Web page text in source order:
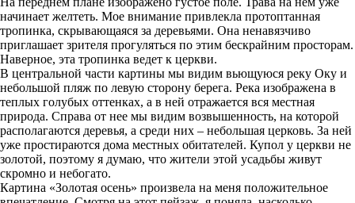
начинает желтеть. Мое внимание привлекла протоптанная
тропинка, скрывающаяся за деревьями. Она ненавязчиво
приглашает зрителя прогуляться по этим бескрайним просторам.
Наверное, эта тропинка ведет к церкви.
В центральной части картины мы видим вьющуюся реку Оку и
небольшой пляж по левую сторону берега. Река изображена в
теплых голубых оттенках, а в ней отражается вся местная
природа. Справа от нее мы видим возвышенность, на которой
располагаются деревья, а среди них – небольшая церковь. За ней
уже простираются дома местных обитателей. Купол у церкви не
золотой, поэтому я думаю, что жители этой усадьбы живут
скромно и небогато.
Картина «Золотая осень» произвела на меня положительное